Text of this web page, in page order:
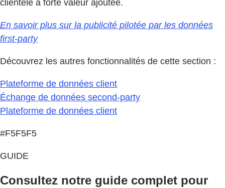
clientèle à forte valeur ajoutée.
En savoir plus sur la publicité pilotée par les données
first-party
Découvrez les autres fonctionnalités de cette section :
Plateforme de données client
Échange de données second-party
Plateforme de données client
#F5F5F5
GUIDE
Consultez notre guide complet pour